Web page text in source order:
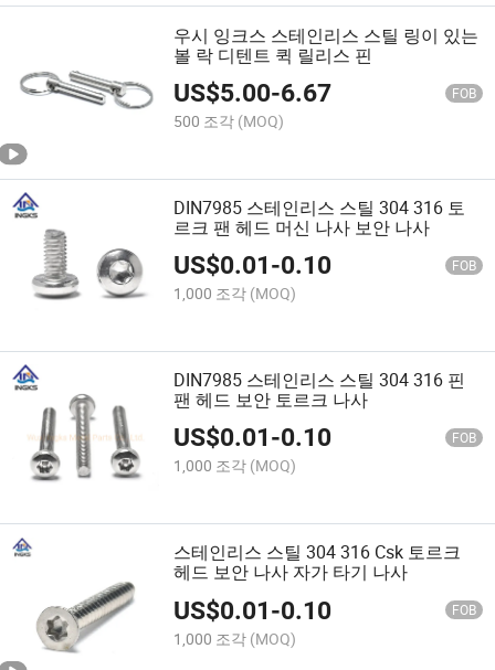
우시 잉크스 스테인리스 스틸 링이 있는
볼 락 디텐트 퀵 릴리스 핀
US$5.00-6.67 FOB
500 조각 (MOQ)
DIN7985 스테인리스 스틸 304 316 토
르크 팬 헤드 머신 나사 보안 나사
US$0.01-0.10 FOB
1,000 조각 (MOQ)
DIN7985 스테인리스 스틸 304 316 핀
팬 헤드 보안 토르크 나사
US$0.01-0.10 FOB
1,000 조각 (MOQ)
스테인리스 스틸 304 316 Csk 토르크
헤드 보안 나사 자가 타기 나사
US$0.01-0.10 FOB
1,000 조각 (MOQ)